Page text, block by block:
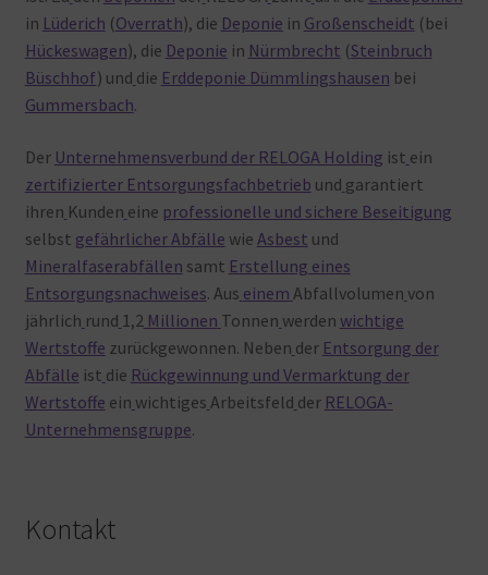
in Lüderich (Overrath), die Deponie in Großenscheidt (bei
Hückeswagen), die Deponie in Nürmbrecht (Steinbruch
Büschhof) und die Erddeponie Dümmlingshausen bei
Gummersbach.
Der Unternehmensverbund der RELOGA Holding ist ein
zertifizierter Entsorgungsfachbetrieb und garantiert
ihren Kunden eine professionelle und sichere Beseitigung
selbst gefährlicher Abfälle wie Asbest und
Mineralfaserabfällen samt Erstellung eines
Entsorgungsnachweises. Aus einem Abfallvolumen von
jährlich rund 1,2 Millionen Tonnen werden wichtige
Wertstoffe zurückgewonnen. Neben der Entsorgung der
Abfälle ist die Rückgewinnung und Vermarktung der
Wertstoffe ein wichtiges Arbeitsfeld der RELOGA-
Unternehmensgruppe.
Kontakt